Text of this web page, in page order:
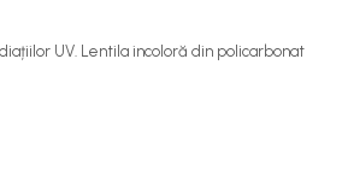
UV. Lentila incoloră din policarbonat